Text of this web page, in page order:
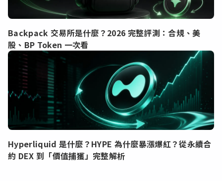
Backpack 交易所是什麼？2026 完整評測：合規、美
股、BP Token 一次看
Hyperliquid 是什麼？HYPE 為什麼暴漲爆紅？從永續合
約 DEX 到「價值捕獲」完整解析